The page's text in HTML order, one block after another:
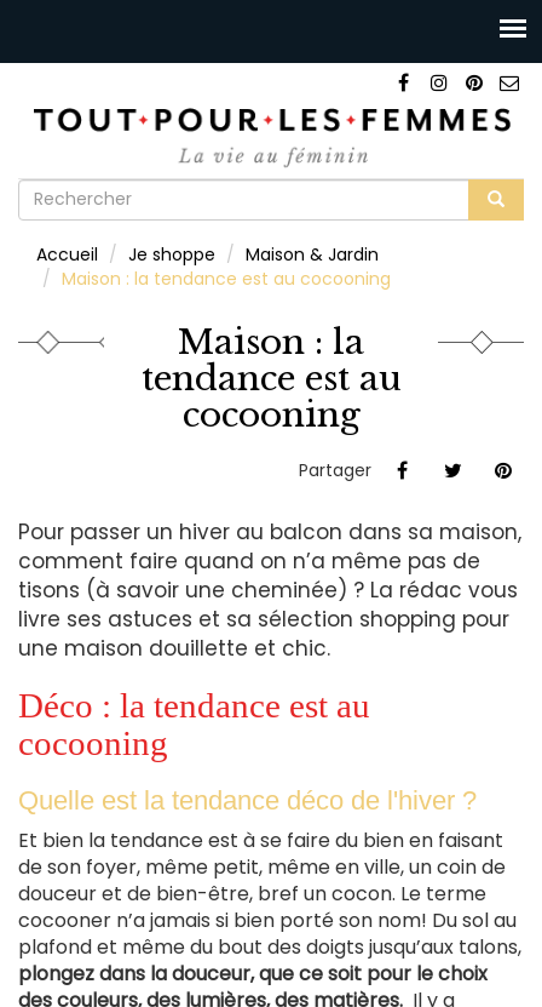
Formulaire
recherche
Accueil Je shoppe
Maison & Jardin
Maison : la tendance est au cocooning
Maison : la
tendance est au
cocooning
Partager
Pour passer un hiver au balcon dans sa maison,
comment faire quand on n’a même pas de
tisons (à savoir une cheminée) ? La rédac vous
livre ses astuces et sa sélection shopping pour
une maison douillette et chic.
Déco : la tendance est au
cocooning
Quelle est la tendance déco de l'hiver ?
Et bien la tendance est à se faire du bien en faisant
de son foyer, même petit, même en ville, un coin de
douceur et de bien-être, bref un cocon. Le terme
cocooner n’a jamais si bien porté son nom! Du sol au
plafond et même du bout des doigts jusqu’aux talons,
plongez dans la douceur, que ce soit pour le choix
des couleurs, des lumières, des matières. Il y a